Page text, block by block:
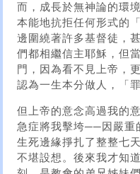
而，成長於無神論的環
本能地抗拒任何形式的
邊圍繞著許多基督徒，
們都相繼信主耶穌，但
門，因為看不見上帝，
認為一生本分做人，「
但上帝的意念高過我的
急症將我擊垮──因嚴重
生死邊緣掙扎了整整七
不堪設想。後來我才知